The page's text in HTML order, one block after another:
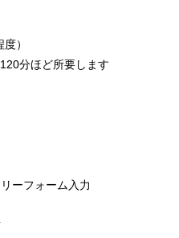
）
分ほど所要します
ーフォーム入力